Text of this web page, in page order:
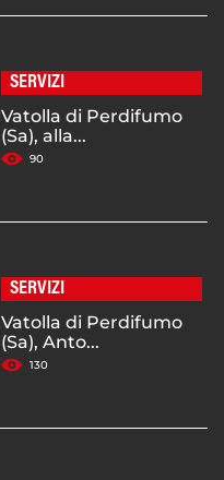
SERVIZI
Vatolla di Perdifumo
(Sa), alla...
90
SERVIZI
Vatolla di Perdifumo
(Sa), Anto...
130